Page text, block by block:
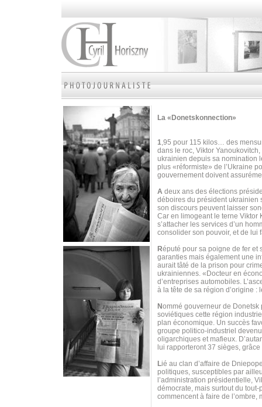
La «Donetskonnection»
1,95 pour 115 kilos… des
dans le roc, Viktor
ukrainien depuis sa nomination
plus «réformiste» de l’Ukraine
gouvernement doivent
A deux ans des élections
déboires du président ukrainien
son discours peuvent laisser
Car en limogeant le terne Viktor
s’attacher les services d’un
consolider son pouvoir, et de lui
Réputé pour sa poigne de fer et
garanties mais également une
aurait tâté de la prison pour
ukrainiennes. «Docteur en
d’entreprises automobiles.
à la tête de sa région d’origine :
Nommé gouverneur de Donetsk
soviétiques cette région
plan économique. Un succès
groupe politico-industriel
oligarchiques et mafieux.
lui rapporteront 37 sièges,
Lié au clan d’affaire de
politiques, susceptibles par
l’administration présidentielle,
démocrate, mais surtout du
commencent à faire de